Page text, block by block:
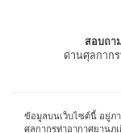
สอบถา
ด่านศุลกาก
ข้อมูลบนเว็บไซต์นี้ อยู่ภ
ศุลกากรท่าอากาศยานภู